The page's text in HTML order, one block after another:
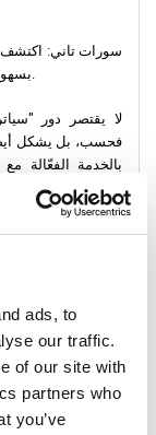
ads, to
our traffic.
of our site with
partners who
you’ve
سورات تاني: اكتشف
لا يقتصر دور
فحسب، بل يشكل
بالخدمة الفعّالة
الاستكشاف
"سيتران ديسكفري"